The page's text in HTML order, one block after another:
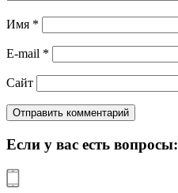
Имя *
E-mail *
Сайт
Если у вас есть вопросы: